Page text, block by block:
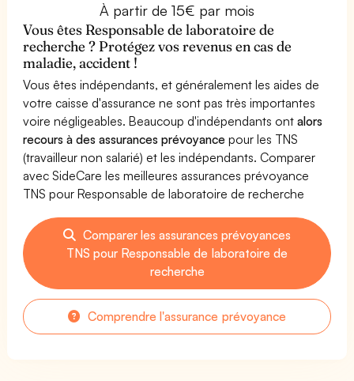
À partir de 15€ par mois
Vous êtes Responsable de laboratoire de
recherche ? Protégez vos revenus en cas de
maladie, accident !
Vous êtes indépendants, et généralement les aides de
votre caisse d'assurance ne sont pas très importantes
voire négligeables. Beaucoup d'indépendants ontalors
recours à des assurances prévoyance pour les TNS
(travailleur non salarié) et les indépendants. Comparer
avec SideCare les meilleures assurances prévoyance
TNS pour Responsable de laboratoire de recherche
Comparer les assurances prévoyances
TNS pour Responsable de laboratoire de
recherche
Comprendre l'assurance prévoyance